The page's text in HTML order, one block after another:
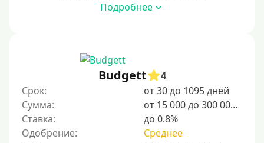
Несовершеннолетним
Для мужчин
Женский займ
Мамам в декрете
Подробнее
Budgett
4
Срок:
от 30 до 1095 дней
Сумма:
от 15 000 до 300 000 ₽
Ставка:
до 0.8%
Одобрение:
Среднее